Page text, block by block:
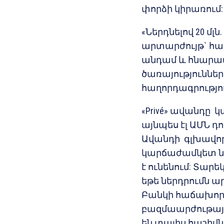
փորձի կիրառում:
«Ներդնելով 20
արտարժույթ`
անդամ և
«Privé» ավանդը
այնպես էլ ԱՄՆ
Ավանդի գլխավոր
կարճաժամկետ
է ունենում:
եթե ներդրումն
Բանկի